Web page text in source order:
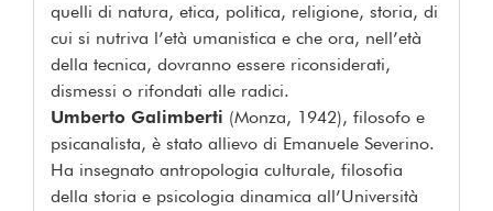
quelli di natura, etica, politica, religione, storia, di
cui si nutriva l’età umanistica e che ora, nell’età
della tecnica, dovranno essere riconsiderati,
dismessi o rifondati alle radici.
Umberto Galimberti (Monza, 1942), filosofo e
psicanalista, è stato allievo di Emanuele Severino.
Ha insegnato antropologia culturale, filosofia
della storia e psicologia dinamica all’Università